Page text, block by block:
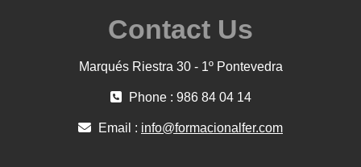
Contact Us
Marqués Riestra 30 - 1º Pontevedra
Phone : 986 84 04 14
Email : info@formacionalfer.com